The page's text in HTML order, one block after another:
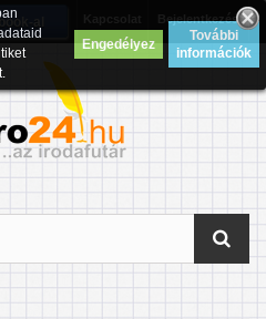
Bejelentkezés
al
Engedélyez
További
információk